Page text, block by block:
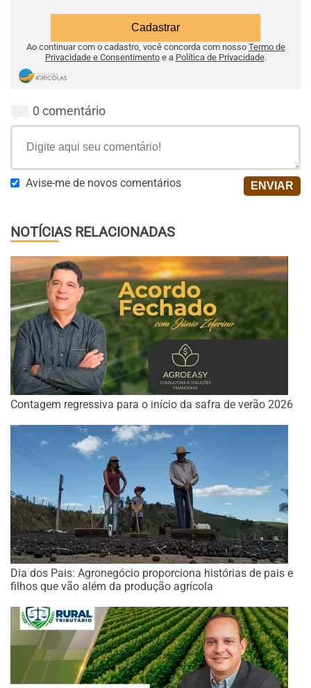
Ao continuar com o cadastro, você concorda com nosso Termo de
Privacidade e Consentimentoe a Política de Privacidade.
0 comentário
Avise-me de novos comentários
NOTÍCIAS RELACIONADAS
Contagem regressiva para o início da safra de verão 2026
Dia dos Pais: Agronegócio proporciona histórias de pais e
filhos que vão além da produção agrícola